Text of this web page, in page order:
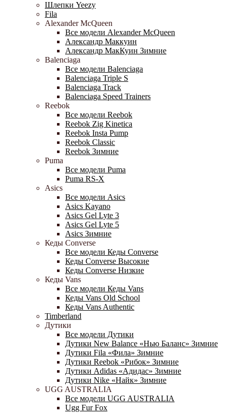
Шлепки Yeezy
Fila
Alexander McQueen
Все модели Alexander McQueen
Александр Маккуин
Александр МакКуин Зимние
Balenciaga
Все модели Balenciaga
Balenciaga Triple S
Balenciaga Track
Balenciaga Speed Trainers
Reebok
Все модели Reebok
Reebok Zig Kinetica
Reebok Insta Pump
Reebok Classic
Reebok Зимние
Puma
Все модели Puma
Puma RS-X
Asics
Все модели Asics
Asics Kayano
Asics Gel Lyte 3
Asics Gel Lyte 5
Asics Зимние
Кеды Converse
Все модели Кеды Converse
Кеды Converse Высокие
Кеды Converse Низкие
Кеды Vans
Все модели Кеды Vans
Кеды Vans Old School
Кеды Vans Authentic
Timberland
Дутики
Все модели Дутики
Дутики New Balance «Нью Баланс» Зимние
Дутики Fila «Фила» Зимние
Дутики Reebok «Рибок» Зимние
Дутики Adidas «Адидас» Зимние
Дутики Nike «Найк» Зимние
UGG AUSTRALIA
Все модели UGG AUSTRALIA
Ugg Fur Fox